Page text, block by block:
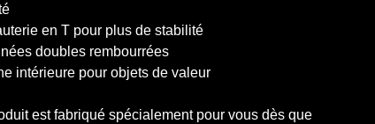
en T pour plus de stabilité
doubles rembourrées
intérieure pour objets de valeur
est fabriqué spécialement pour vous dès que